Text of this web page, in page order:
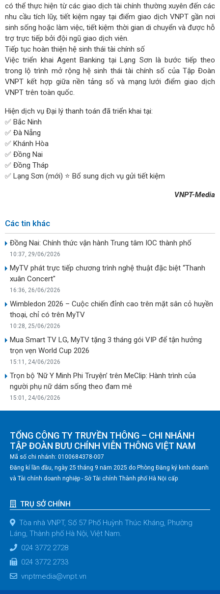
có thể thực hiện từ các giao dịch tài chính thường xuyên đến các
nhu cầu tích lũy, tiết kiệm ngay tại điểm giao dịch VNPT gần nơi
sinh sống hoặc làm việc, tiết kiệm thời gian di chuyển và được hỗ
trợ trực tiếp bởi đội ngũ giao dịch viên.
Tiếp tục hoàn thiện hệ sinh thái tài chính số
Việc triển khai Agent Banking tại Lạng Sơn là bước tiếp theo
trong lộ trình mở rộng hệ sinh thái tài chính số của Tập Đoàn
VNPT kết hợp giữa nền tảng số và mạng lưới điểm giao dịch
VNPT trên toàn quốc.
Hiện dịch vụ Đại lý thanh toán đã triển khai tại:
✅ Bắc Ninh
✅ Đà Nẵng
✅ Khánh Hòa
✅ Đồng Nai
✅ Đồng Tháp
✅ Lạng Sơn (mới) ⭐ Bổ sung dịch vụ gửi tiết kiệm
VNPT-Media
Các tin khác
Đồng Nai: Chính thức vận hành Trung tâm IOC thành phố
10:37, 29/06/2026
MyTV phát trực tiếp chương trình nghệ thuật đặc biệt “Thanh
xuân Concert"
16:36, 26/06/2026
Wimbledon 2026 – Cuộc chiến đỉnh cao trên mặt sân cỏ huyền
thoại, chỉ có trên MyTV
10:28, 25/06/2026
Mua Smart TV LG, MyTV tặng 3 tháng gói VIP để tận hưởng
trọn vẹn World Cup 2026
15:11, 24/06/2026
Trọn bộ ‘Nữ Y Minh Phi Truyện’ trên MeClip: Hành trình của
người phụ nữ dám sống theo đam mê
15:01, 24/06/2026
TỔNG CÔNG TY TRUYỀN THÔNG – CHI NHÁNH
TẬP ĐOÀN BƯU CHÍNH VIỄN THÔNG VIỆT NAM
Mã số chi nhánh: 0100684378-007
Đăng kí lần đầu, ngày 25 tháng 9 năm 2025 do Phòng Đăng ký kinh doanh
và Tài chính doanh nghiệp - Sở Tài chính Thành phố Hà Nội cấp
TRỤ SỞ CHÍNH
Tòa nhà VNPT, Số 57 Phố Huỳnh Thúc Kháng, Phường
Láng, Thành phố Hà Nội, Việt Nam.
024 3772 2728
024 3772 2733
vnptmedia@vnpt.vn